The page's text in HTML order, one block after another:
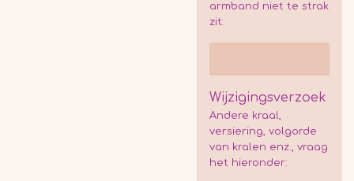
armband niet te strak
zit:
Wijzigingsverzoek
Andere kraal,
versiering, volgorde
van kralen enz., vraag
het hieronder: